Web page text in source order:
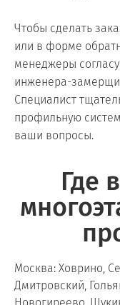
Чтобы сделать
или в форме
менеджеры
инженера-
Специалист
профильную
ваши вопросы.
Где
Москва: Ховрино,
Дмитровский,